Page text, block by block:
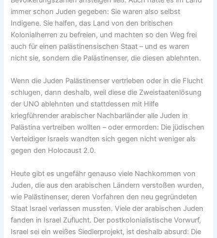
immer schon Juden gegeben: Sie waren also selbst
Indigene. Sie halfen, das Land von den britischen
Kolonialherren zu befreien, und machten so den Weg frei
auch für einen palästinensischen Staat – und es waren
nicht sie, sondern die Palästinenser, die diesen ablehnten.
Wenn die Juden Palästinenser vertrieben oder in die Flucht
schlugen, dann deshalb, weil diese die Zweistaatenlösung
der UNO ablehnten und stattdessen mit Hilfe
kriegführender arabischer Nachbarländer alle Juden in
Palästina vertreiben wollten – oder ermorden: Die jüdischen
Verteidiger Israels wandten sich gegen nicht weniger als
gegen den Holocaust 2.0.
Heute gibt es ungefähr genauso viele Nachkommen von
Juden, die aus den arabischen Ländern verstoßen wurden,
wie Palästinenser, deren Vorfahren den neu gegründeten
Staat Israel verlassen mussten. Viele der arabischen Juden
fanden in Israel Zuflucht. Der postkolonialistische Vorwurf,
Israel sei ein weißes Siedlerprojekt, ist deshalb absurd: Die